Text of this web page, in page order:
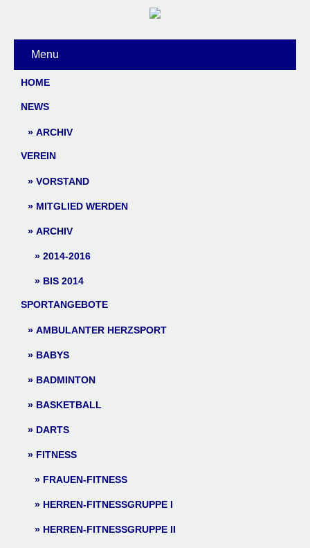
Menu
HOME
NEWS
ARCHIV
VEREIN
VORSTAND
MITGLIED WERDEN
ARCHIV
2014-2016
BIS 2014
SPORTANGEBOTE
AMBULANTER HERZSPORT
BABYS
BADMINTON
BASKETBALL
DARTS
FITNESS
FRAUEN-FITNESS
HERREN-FITNESSGRUPPE I
HERREN-FITNESSGRUPPE II